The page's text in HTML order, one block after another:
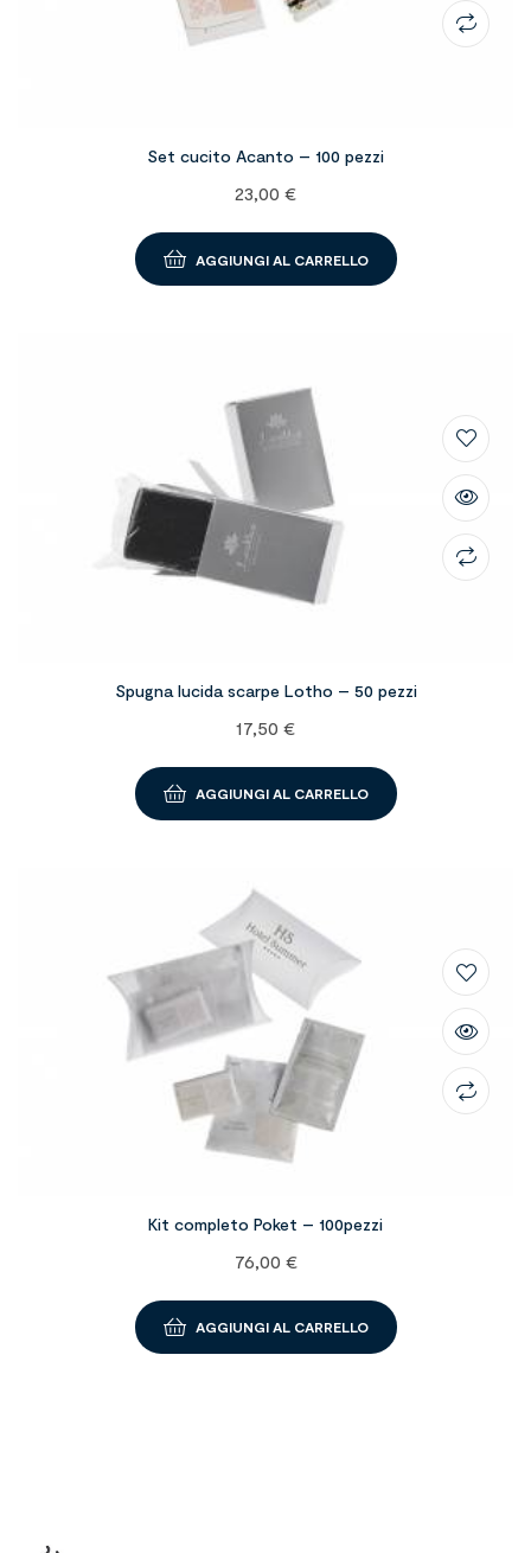
Set cucito Acanto – 100 pezzi
23,00 €
AGGIUNGI AL CARRELLO
Spugna lucida scarpe Lotho – 50 pezzi
17,50 €
AGGIUNGI AL CARRELLO
Kit completo Poket – 100pezzi
76,00 €
AGGIUNGI AL CARRELLO